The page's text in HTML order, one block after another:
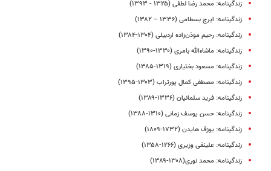
زندگینامه: محمد رضا لطفی (۱۳۲۵ - ۱۳۹۳)
زندگینامه: ایرج بسطامی (۱۳۳۶ – ۱۳۸۲)
زندگینامه: رحیم موذن‌زاده اردبیلی (۱۳۰۴-۱۳۸۴)
زندگینامه: ماشاء‌الله بامری (۱۳۳۰-۱۳۹۰)
زندگینامه: مسعود بختیاری (۱۳۱۹-۱۳۸۵)
زندگینامه: مصطفی کمال پورتراب (۱۳۰۳-۱۳۹۵)
زندگینامه: فرید سلمانیان (۱۳۳۶-۱۳۸۹)
زندگینامه: حسن یوسف ‌زمانی (۱۳۱۰-۱۳۸۸)
زندگینامه: یوزف هایدن (۱۷۳۲-۱۸۰۹)
زندگینامه: علینقی وزیری (۱۲۶۶-۱۳۵۸)
زندگینامه‌: محمد ‌نوری(۱۳۰۸-۱۳۸۹)